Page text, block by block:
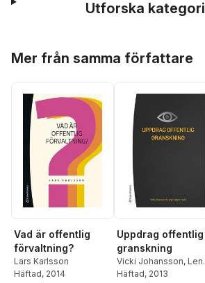
Utforska
Mer från samma författare
Vad är offentlig
förvaltning?
Lars Karlsson
Häftad, 2014
Uppdrag offentlig
granskning
Vicki Johansson,
Lindgren,Mats
Häftad, 2013